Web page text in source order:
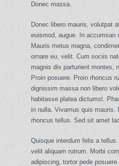
Donec massa.
Donec libero mauris, volutpat
euismod, augue. In accumsan
Mauris metus magna,
ornare eu, velit. Cum sociis
magnis dis parturient montes,
Proin posuere. Proin rhoncus
dignissim massa non libero
habitasse platea dictumst.
in nulla. Vivamus quis mauris.
rhoncus tellus. Sed sit amet
Quisque interdum felis a
velit aliquam rutrum. Morbi
adipiscing, tortor pede